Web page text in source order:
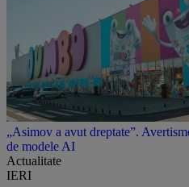
„Asimov a avut dreptate”.
de modele AI
Actualitate
IERI